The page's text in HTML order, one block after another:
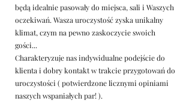
będą idealnie pasowały do miejsca, sali i Waszych
oczekiwań. Wasza uroczystość zyska unikalny
klimat, czym na pewno zaskoczycie swoich
gości...
Charakteryzuje nas indywidualne podejście do
klienta i dobry kontakt w trakcie przygotowań do
uroczystości ( potwierdzone licznymi opiniami
naszych wspaniałych par! ).